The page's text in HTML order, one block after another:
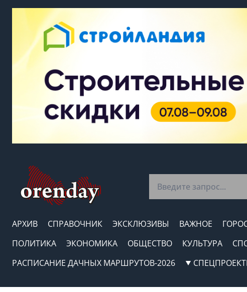
АРХИВ СПРАВОЧНИК ЭКСКЛЮЗИВЫ ВАЖНОЕ
ПОЛИТИКА
ЭКОНОМИКА ОБЩЕСТВО КУЛЬТУРА
РАСПИСАНИЕ ДАЧНЫХ МАРШРУТОВ-2026